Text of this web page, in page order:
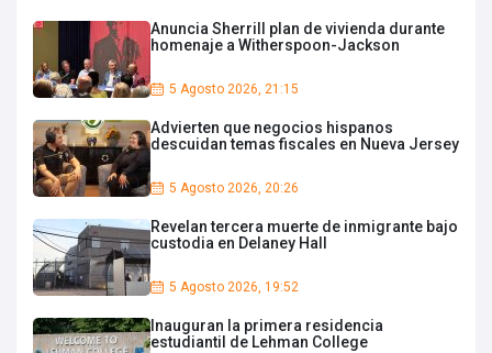
Anuncia Sherrill plan de vivienda durante
homenaje a Witherspoon-Jackson
5 Agosto 2026, 21:15
Advierten que negocios hispanos
descuidan temas fiscales en Nueva Jersey
5 Agosto 2026, 20:26
Revelan tercera muerte de inmigrante bajo
custodia en Delaney Hall
5 Agosto 2026, 19:52
Inauguran la primera residencia
estudiantil de Lehman College